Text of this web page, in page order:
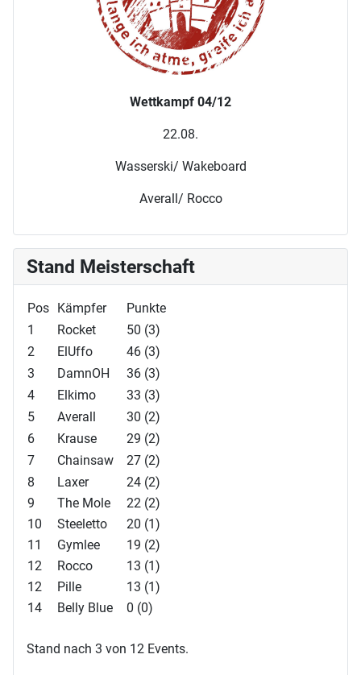
Wettkampf 04/12
22.08.
Wasserski/ Wakeboard
Averall/ Rocco
Stand Meisterschaft
Pos Kämpfer
Punkte
1
Rocket
50 (3)
2
ElUffo
46 (3)
3
DamnOH
36 (3)
4
Elkimo
33 (3)
5
Averall
30 (2)
6
Krause
29 (2)
7
Chainsaw
27 (2)
8
Laxer
24 (2)
9
The Mole
22 (2)
10
Steeletto
20 (1)
11
Gymlee
19 (2)
12
Rocco
13 (1)
12
Pille
13 (1)
14
Belly Blue 0 (0)
Stand nach 3 von 12 Events.